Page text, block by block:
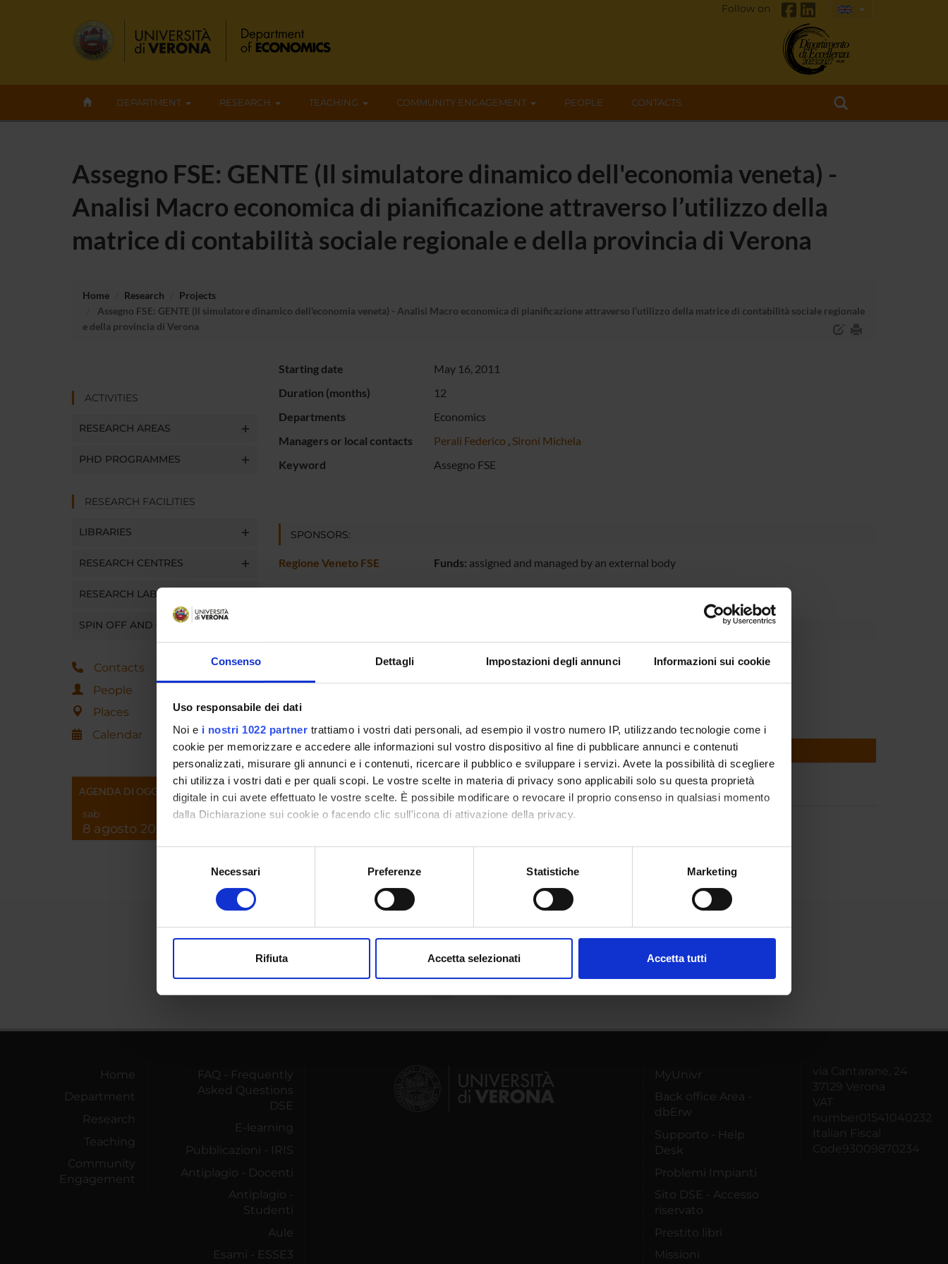
Consenso Dettagli Impostazioni degli annunci Informazioni sui cookie
Uso responsabile dei dati
Noi e i nostri 1022 partner trattiamo i vostri dati personali, ad esempio il vostro numero IP, utilizzando tecnologie come i
cookie per memorizzare e accedere alle informazioni sul vostro dispositivo al fine di pubblicare annunci e contenuti
personalizzati, misurare gli annunci e i contenuti, ricercare il pubblico e sviluppare i servizi. Avete la possibilità di scegliere
chi utilizza i vostri dati e per quali scopi. Le vostre scelte in materia di privacy sono applicabili solo su questa proprietà
digitale in cui avete effettuato le vostre scelte. È possibile modificare o revocare il proprio consenso in qualsiasi momento
dalla Dichiarazione sui cookie o facendo clic sull'icona di attivazione della privacy.
Con il tuo consenso, vorremmo anche:
raccogliere informazioni sulla tua posizione geografica, con un'approssimazione di qualche metro,
digitali).
modificare o ritirare il tuo consenso in qualsiasi momento dalla Dichiarazione sui cookie.
Necessari Preferenze Statistiche Marketing
Rifiuta Accetta selezionati Accetta tutti
Follow on
DEPARTMENT RESEARCH TEACHING COMMUNITY ENGAGEMENT PEOPLE CONTACTS
Assegno FSE: GENTE (Il simulatore dinamico dell'economia veneta) -
Analisi Macro economica di pianificazione attraverso l’utilizzo della
matrice di contabilità sociale regionale e della provincia di Verona
Home Research
Projects
Assegno FSE: GENTE (Il simulatore dinamico dell'economia veneta) - Analisi Macro economica di pianificazione attraverso l’utilizzo della matrice di contabilità sociale regionale
e della provincia di Verona
ACTIVITIES
RESEARCH AREAS
PHD PROGRAMMES
RESEARCH FACILITIES
LIBRARIES
RESEARCH CENTRES
RESEARCH LABORATORIES
SPIN OFF AND COMPANIES
Contacts
People
Places
Calendar
AGENDA DI OGGI
sab
8 agosto 2026
Starting date
May 16, 2011
Duration (months)
12
Departments
Economics
Managers or local contacts
Perali Federico , Sironi Michela
Keyword
Assegno FSE
SPONSORS:
Regione Veneto FSE Funds: assigned and managed by an external body
Michela Sironi
RESEARCH AREAS INVOLVED IN THE PROJECT
Economia dell’ambiente, dell’energia e dello sviluppo territoriale
Agricultural and Natural Resource Economics; Environmental and Ecological Economics
Share
Home
Department
Research
Teaching
Community
Engagement
FAQ - Frequently
Asked Questions
DSE
E-learning
Pubblicazioni - IRIS
Antiplagio - Docenti
Antiplagio -
Studenti
Aule
Esami - ESSE3
MyUnivr
Back office Area -
dbErw
Supporto - Help
Desk
Problemi Impianti
Sito DSE - Accesso
riservato
Prestito libri
Missioni
via Cantarane, 24
37129 Verona
VAT
number01541040232
Italian Fiscal
Code93009870234